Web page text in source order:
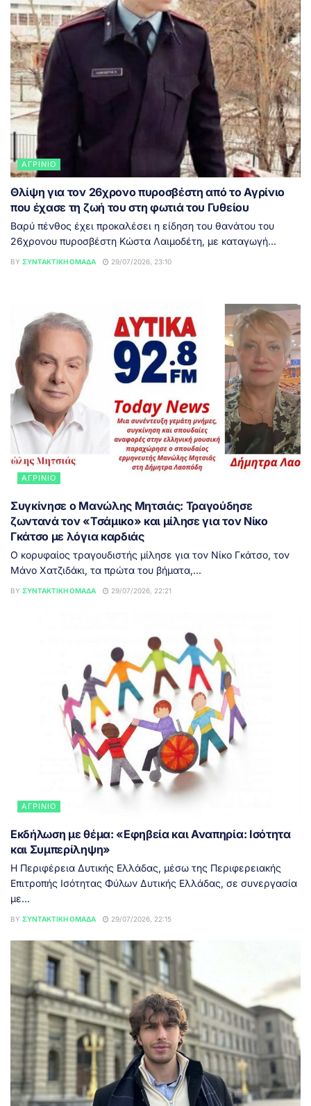
ΑΓΡΊΝΙΟ
Θλίψη για τον 26χρονο πυροσβέστη από το Αγρίνιο
που έχασε τη ζωή του στη φωτιά του Γυθείου
Βαρύ πένθος έχει προκαλέσει η είδηση του θανάτου του
26χρονου πυροσβέστη Κώστα Λαιμοδέτη, με καταγωγή...
BY ΣΥΝΤΑΚΤΙΚΉ ΟΜΆΔΑ 29/07/2026, 23:10
ΑΓΡΊΝΙΟ
Συγκίνησε ο Μανώλης Μητσιάς: Τραγούδησε
ζωντανά τον «Τσάμικο» και μίλησε για τον Νίκο
Γκάτσο με λόγια καρδιάς
Ο κορυφαίος τραγουδιστής μίλησε για τον Νίκο Γκάτσο, τον
Μάνο Χατζιδάκι, τα πρώτα του βήματα,...
BY ΣΥΝΤΑΚΤΙΚΉ ΟΜΆΔΑ 29/07/2026, 22:21
ΑΓΡΊΝΙΟ
Εκδήλωση με θέμα: «Εφηβεία και Αναπηρία: Ισότητα
και Συμπερίληψη»
Η Περιφέρεια Δυτικής Ελλάδας, μέσω της Περιφερειακής
Επιτροπής Ισότητας Φύλων Δυτικής Ελλάδας, σε συνεργασία
με...
BY ΣΥΝΤΑΚΤΙΚΉ ΟΜΆΔΑ 29/07/2026, 22:15